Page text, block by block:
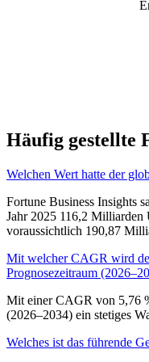
Häufig gestellte
Welchen Wert hatte der
Fortune Business Insights
Jahr 2025 116,2
voraussichtlich 190,87
Mit welcher CAGR wird
Prognosezeitraum
Mit einer CAGR von 5,76
(2026–2034) ein stetiges
Welches ist das führende